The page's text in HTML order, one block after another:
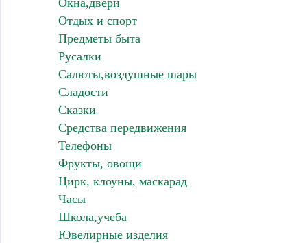
Отдых и спорт
Предметы быта
Русалки
Салюты,воздушные шары
Сладости
Сказки
Средства передвижения
Телефоны
Фрукты, овощи
Цирк, клоуны, маскарад
Часы
Школа,учеба
Ювелирные изделия